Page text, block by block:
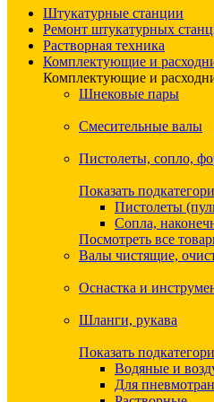
Штукатурные станции
Ремонт штукатурных
Растворная техника
Комплектующие и
Комплектующие и
Шнековые пары
Смесительные валы
Пистолеты, сопло,
Показать
Пистолеты
Сопла,
Посмотреть все
Валы чистящие,
Оснастка и
Шланги, рукава
Показать
Водяные и
Для